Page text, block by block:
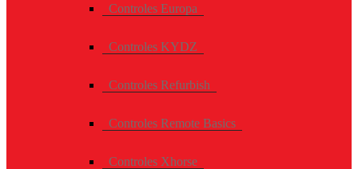
Controles Europa
Controles KYDZ
Controles Refurbish
Controles Remote Basics
Controles Xhorse